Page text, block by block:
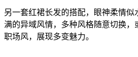
另一套红裙长发的搭配，眼神柔情
满的异域风情，多种风格随意切换
职场风，展现多变魅力。